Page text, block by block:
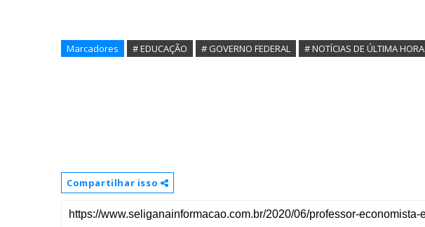
Marcadores # EDUCAÇÃO # GOVERNO FEDERAL # NOTÍCIAS DE ÚLTIMA HORA
Compartilhar isso